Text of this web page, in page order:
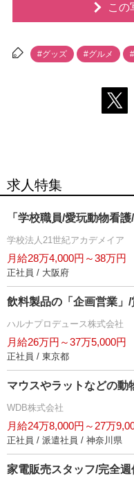
この
#グッズ #グルメ
求人特集
「学校職員/愛玩動物看
学校法人21世紀アカデメイア
月給28万4,000円～38万円
正社員 / 大阪府
飲料製品の「企画営業」
ハルナプロデュース株式会社
月給26万円～37万5,000円
正社員 / 東京都
マウスやラットなどの動
WDB株式会社
月給24万8,000円～27万
正社員 / 派遣社員 / 神奈川県
家電販売スタッフ/完全